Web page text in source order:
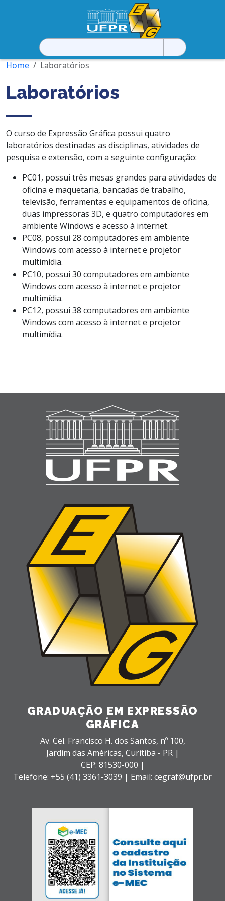
Pesquisar
por:
Home
Laboratórios
Laboratórios
O curso de Expressão Gráfica possui quatro
laboratórios destinadas as disciplinas, atividades de
pesquisa e extensão, com a seguinte configuração:
PC01, possui três mesas grandes para atividades de
oficina e maquetaria, bancadas de trabalho,
televisão, ferramentas e equipamentos de oficina,
duas impressoras 3D, e quatro computadores em
ambiente Windows e acesso à internet.
PC08, possui 28 computadores em ambiente
Windows com acesso à internet e projetor
multimídia.
PC10, possui 30 computadores em ambiente
Windows com acesso à internet e projetor
multimídia.
PC12, possui 38 computadores em ambiente
Windows com acesso à internet e projetor
multimídia.
GRADUAÇÃO EM EXPRESSÃO
GRÁFICA
Av. Cel. Francisco H. dos Santos, nº 100,
Jardim das Américas, Curitiba - PR |
CEP: 81530-000 |
Telefone: +55 (41) 3361-3039 | Email: cegraf@ufpr.br